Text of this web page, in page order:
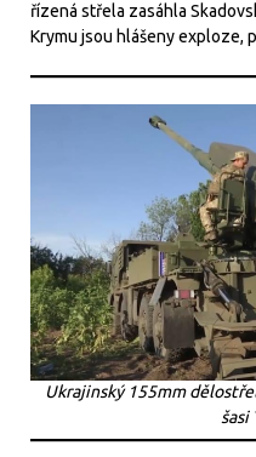
řízená střela zasáhla
Krymu jsou hlášeny exploze,
Ukrajinský 155mm
šasi